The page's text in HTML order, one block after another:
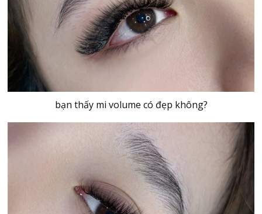
bạn thấy mi volume có đẹp không?